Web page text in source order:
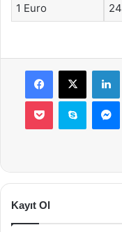
1 Euro
Facebook
X
Pocket Skype
Kayıt Ol